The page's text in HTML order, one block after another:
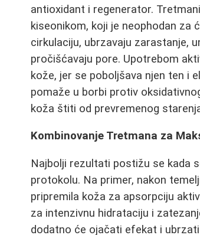
antioxidant i regenerator.
kiseonikom, koji je neophodan za
cirkulaciju, ubrzavaju zarastanje,
pročišćavaju pore. Upotrebom
kože, jer se poboljšava njen ten i
pomaže u borbi protiv
koža štiti od prevremenog
Kombinovanje Tretmana za
Najbolji rezultati postižu se kada
protokolu. Na primer, nakon
pripremila koža za apsorpciju
za intenzivnu hidrataciju i
dodatno će ojačati efekat i